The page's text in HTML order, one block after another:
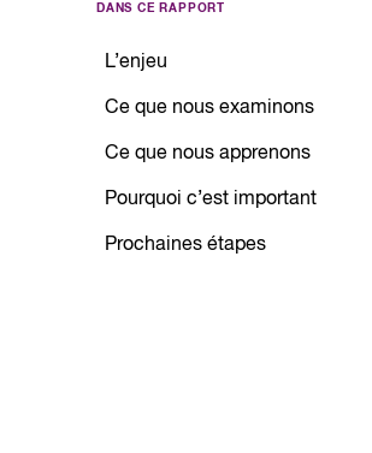
DANS CE RAPPORT
L’enjeu
Ce que nous examinons
Ce que nous apprenons
Pourquoi c’est important
Prochaines étapes